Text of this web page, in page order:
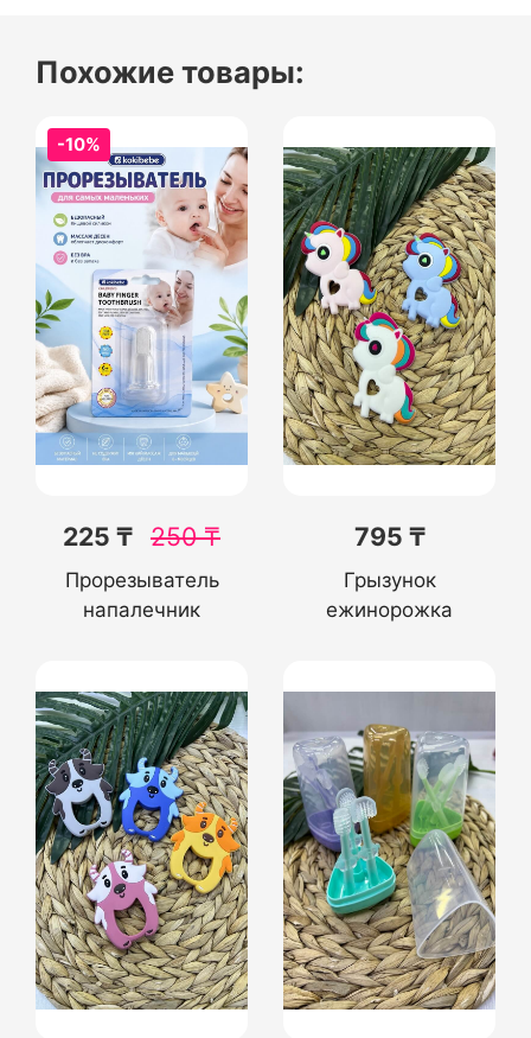
Похожие товары:
-10%
225 ₸ 250₸
Прорезыватель
напалечник
795 ₸
Грызунок
ежинорожка